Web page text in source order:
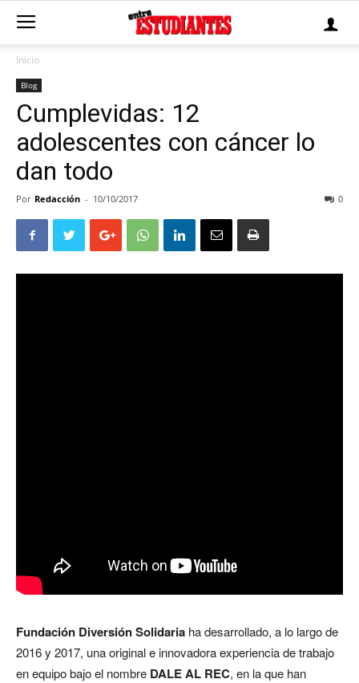
Inicio
Blog
Cumplevidas: 12
adolescentes con cáncer lo
dan todo
Por Redacción - 10/10/2017 0
Fundación Diversión Solidaria ha desarrollado, a lo largo de
2016 y 2017, una original e innovadora experiencia de trabajo
en equipo bajo el nombre DALE AL REC, en la que han